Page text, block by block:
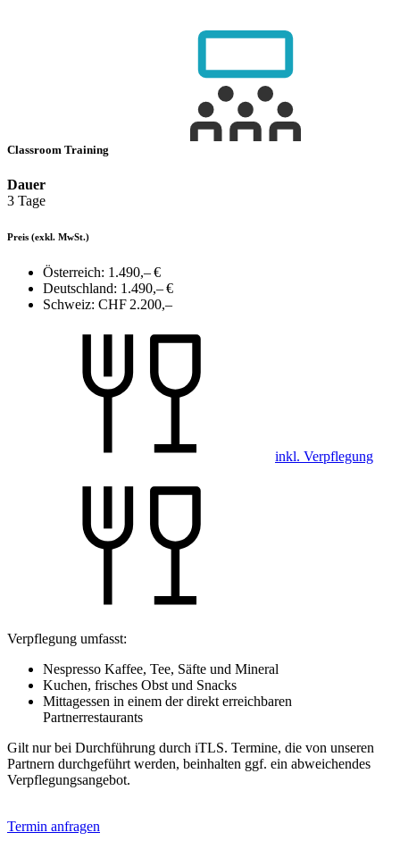
Classroom Training
Dauer
3 Tage
Preis (exkl. MwSt.)
Österreich: 1.490,– €
Deutschland: 1.490,– €
Schweiz: CHF 2.200,–
inkl. Verpflegung
Verpflegung umfasst:
Nespresso Kaffee, Tee, Säfte und Mineral
Kuchen, frisches Obst und Snacks
Mittagessen in einem der direkt erreichbaren
Partnerrestaurants
Gilt nur bei Durchführung durch iTLS. Termine, die von unseren
Partnern durchgeführt werden, beinhalten ggf. ein abweichendes
Verpflegungsangebot.
Termin anfragen